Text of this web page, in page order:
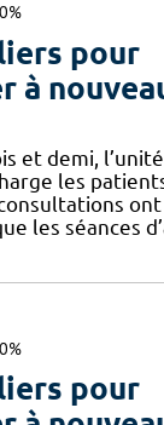
pour
à
et demi,
les
les séances
pour